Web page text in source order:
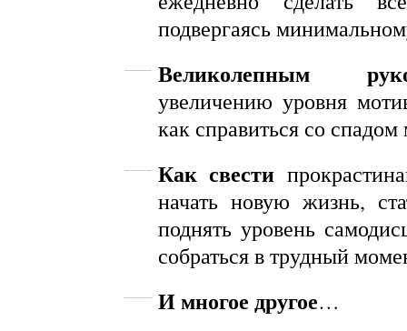
подвергаясь
Великолепным
увеличению уровня
как справиться со
Как свести
начать новую жизнь,
поднять уровень
собраться в трудный
И многое другое…